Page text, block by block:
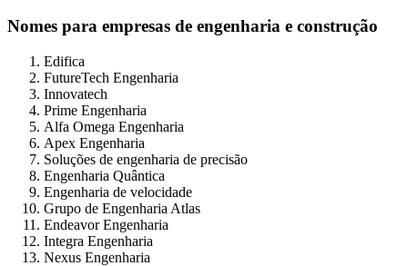
Nomes para empresas de engenharia e construção
Edifica
FutureTech Engenharia
Innovatech
Prime Engenharia
Alfa Omega Engenharia
Apex Engenharia
Soluções de engenharia de precisão
Engenharia Quântica
Engenharia de velocidade
Grupo de Engenharia Atlas
Endeavor Engenharia
Integra Engenharia
Nexus Engenharia